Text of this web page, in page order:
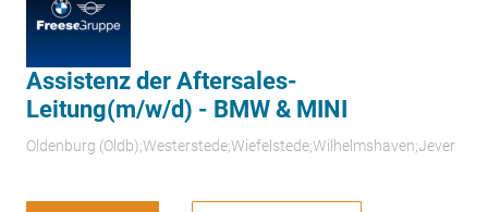
Assistenz der Aftersales-
Leitung(m/w/d) - BMW & MINI
Oldenburg (Oldb);Westerstede;Wiefelstede;Wilhelmshaven;Jever